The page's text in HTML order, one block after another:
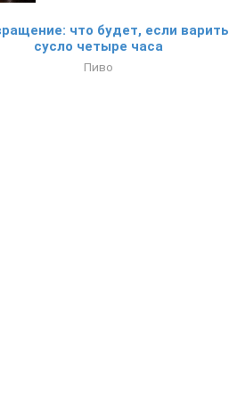
что будет, если варить
сусло четыре часа
Пиво